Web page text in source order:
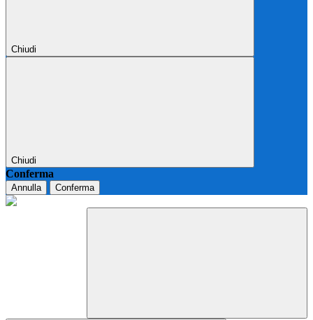
Chiudi
Chiudi
Conferma
Annulla Conferma